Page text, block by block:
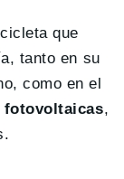
que
tanto en su
como en el
fotovoltaicas,